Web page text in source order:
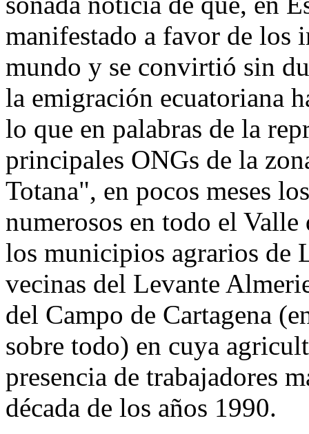
manifestado a favor de los
mundo y se convirtió sin
la emigración ecuatoriana
lo que en palabras de la
principales ONGs de la
Totana", en pocos meses
numerosos en todo el
los municipios agrarios de
vecinas del Levante
del Campo de Cartagena
sobre todo) en cuya
presencia de trabajadores
década de los años 1990.